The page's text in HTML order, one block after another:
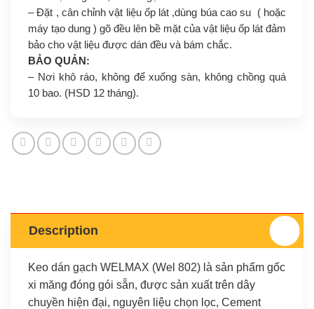
– Đặt , cân chỉnh vật liệu ốp lát ,dùng búa cao su ( hoặc
máy tạo dung ) gõ đều lên bề mặt của vật liệu ốp lát đảm
bảo cho vật liệu được dán đều và bám chắc.
BẢO QUẢN:
– Nơi khô ráo, không để xuống sàn, không chồng quá
10 bao. (HSD 12 tháng).
Description
Keo dán gạch WELMAX (Wel 802) là sản phẩm gốc
xi măng đóng gói sẵn, được sản xuất trên dây
chuyền hiện đại, nguyên liệu chọn lọc, Cement